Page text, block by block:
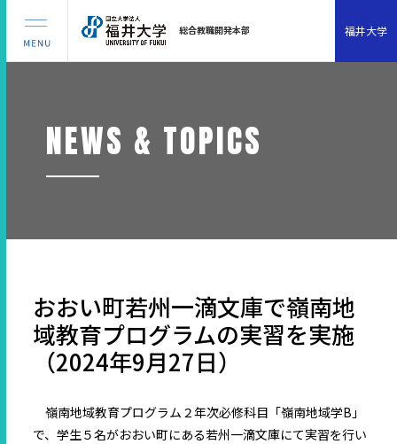
総合教職開発本部 福井大学
NEWS & TOPICS
おおい町若州一滴文庫で嶺南地
域教育プログラムの実習を実施
（2024年9月27日）
嶺南地域教育プログラム２年次必修科目「嶺南地域学B」
で、学生５名がおおい町にある若州一滴文庫にて実習を行い